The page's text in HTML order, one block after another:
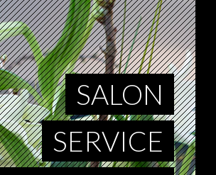
SALON
SERVICE